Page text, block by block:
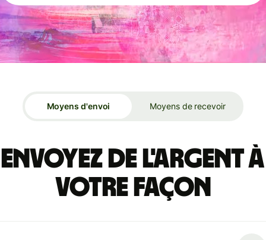
Moyens d'envoi Moyens de recevoir
Envoyez de l'argent à
votre façon